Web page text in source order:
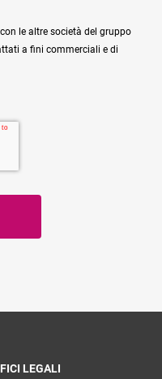
le altre società del gruppo
a fini commerciali e di
LEGALI